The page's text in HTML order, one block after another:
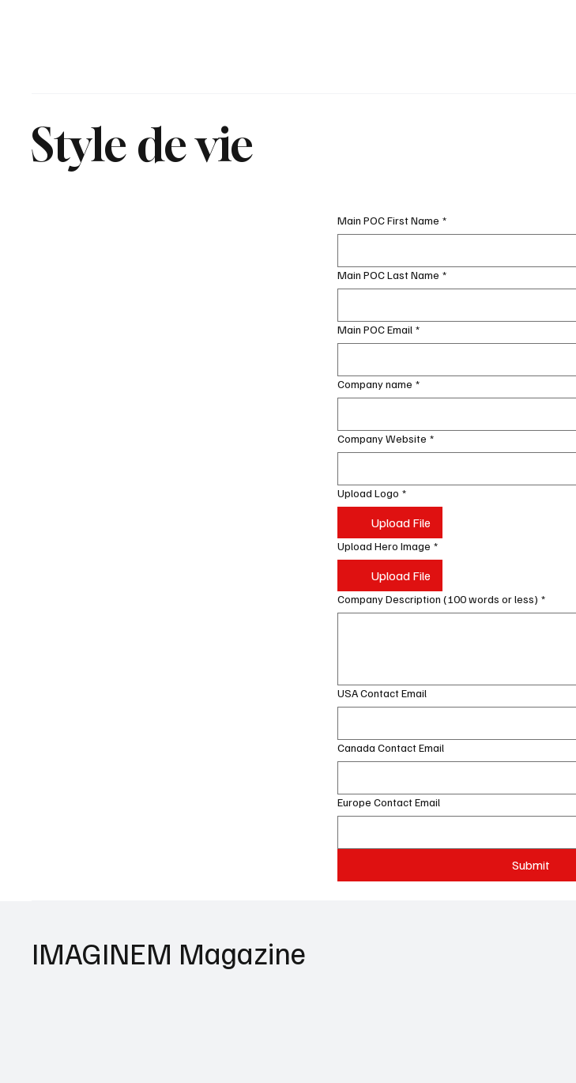
Style de vie
Main POC First Name *
Main POC Last Name *
Main POC Email *
Company name *
Company Website *
Upload Logo *
Upload File
Upload Hero Image *
Upload File
Company Description (100 words or less) *
USA Contact Email
Canada Contact Email
Europe Contact Email
Submit
IMAGINEM Magazine